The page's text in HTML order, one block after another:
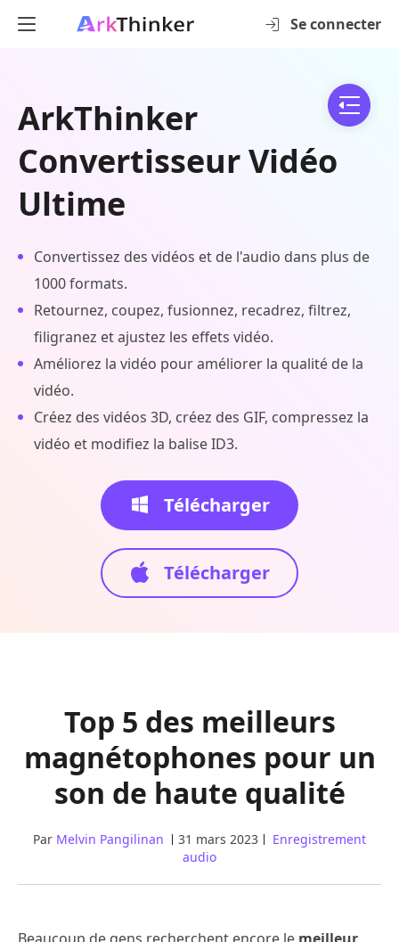
Se connecter
ArkThinker
Convertisseur Vidéo
Ultime
Convertissez des vidéos et de l'audio dans plus de
1000 formats.
Retournez, coupez, fusionnez, recadrez, filtrez,
filigranez et ajustez les effets vidéo.
Améliorez la vidéo pour améliorer la qualité de la
vidéo.
Créez des vidéos 3D, créez des GIF, compressez la
vidéo et modifiez la balise ID3.
Télécharger
Télécharger
Top 5 des meilleurs
magnétophones pour un
son de haute qualité
Par Melvin Pangilinan 31 mars 2023
Enregistrement
audio